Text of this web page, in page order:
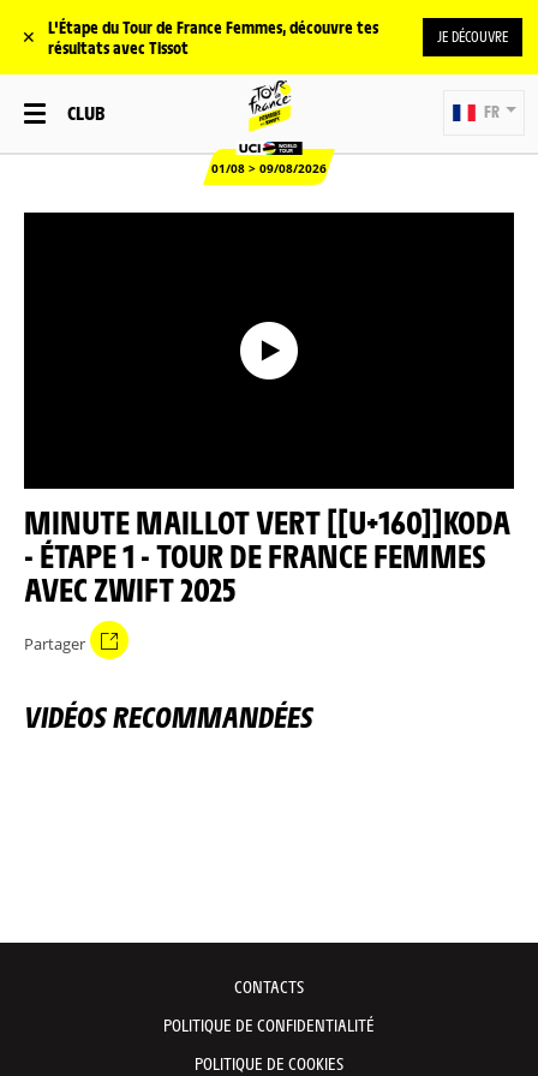
✕
L'Étape du Tour de France Femmes, découvre tes
résultats avec Tissot
JE DÉCOUVRE
CLUB
01/08 > 09/08/2026
FR
MINUTE MAILLOT VERT [[U+160]]KODA
- ÉTAPE 1 - TOUR DE FRANCE FEMMES
AVEC ZWIFT 2025
Partager
VIDÉOS RECOMMANDÉES
CONTACTS
POLITIQUE DE CONFIDENTIALITÉ
POLITIQUE DE COOKIES